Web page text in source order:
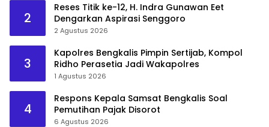
2
Reses Titik ke-12, H. Indra Gunawan Eet
Dengarkan Aspirasi Senggoro
2 Agustus 2026
3
Kapolres Bengkalis Pimpin Sertijab, Kompol
Ridho Perasetia Jadi Wakapolres
1 Agustus 2026
4
Respons Kepala Samsat Bengkalis Soal
Pemutihan Pajak Disorot
6 Agustus 2026